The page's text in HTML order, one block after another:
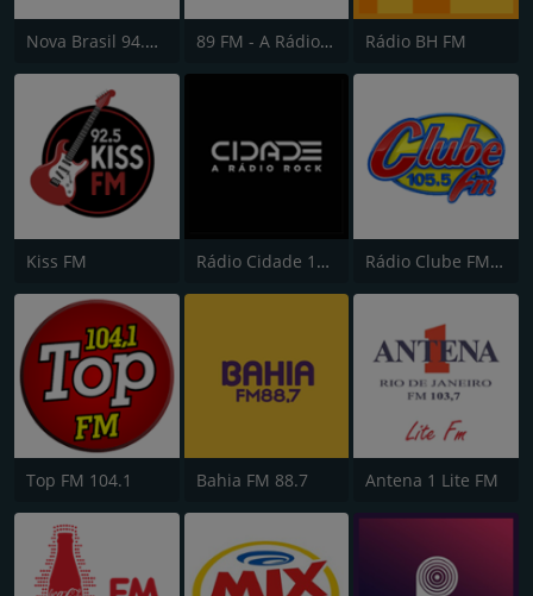
Nova Brasil 94.3 FM 89 FM - A Rádio Rock Rádio BH FM
Kiss FM Rádio Cidade 102,9 Rádio Clube FM - Brasília 105.5
Top FM 104.1 Bahia FM 88.7 Antena 1 Lite FM